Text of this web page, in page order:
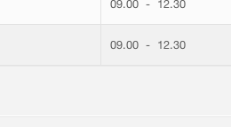
09.00 - 12.30
09.00 - 12.30